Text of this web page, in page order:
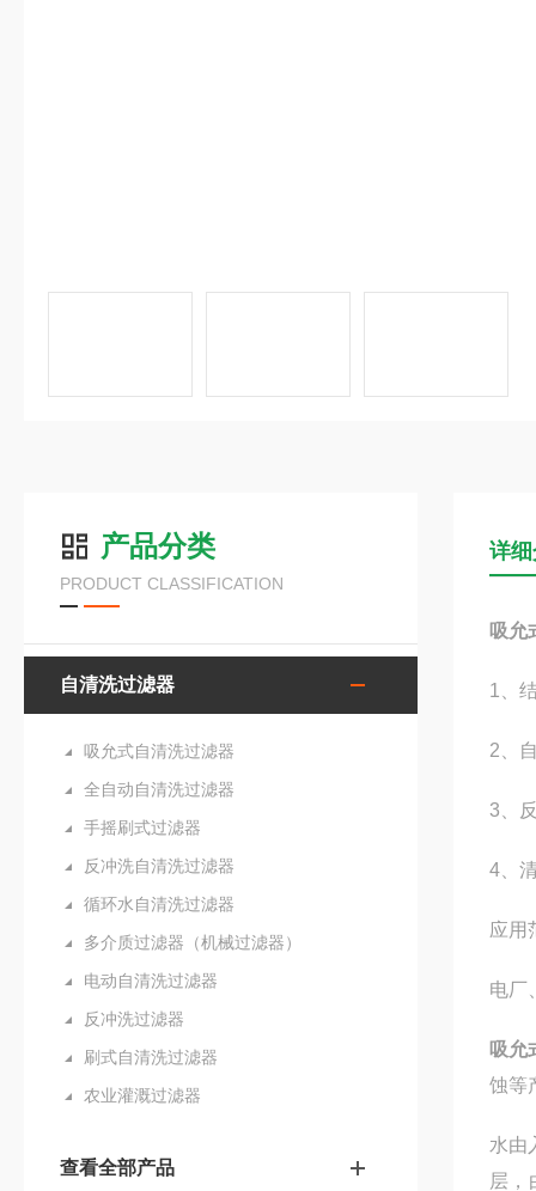
产品分类
PRODUCT CLASSIFICATION
自清洗过滤器
吸允式自清洗过滤器
全自动自清洗过滤器
手摇刷式过滤器
反冲洗自清洗过滤器
循环水自清洗过滤器
多介质过滤器（机械过滤器）
电动自清洗过滤器
反冲洗过滤器
刷式自清洗过滤器
农业灌溉过滤器
查看全部产品
详
吸允
1、
2、
3、
4、
应用
电厂
吸允
蚀等
水由
层，